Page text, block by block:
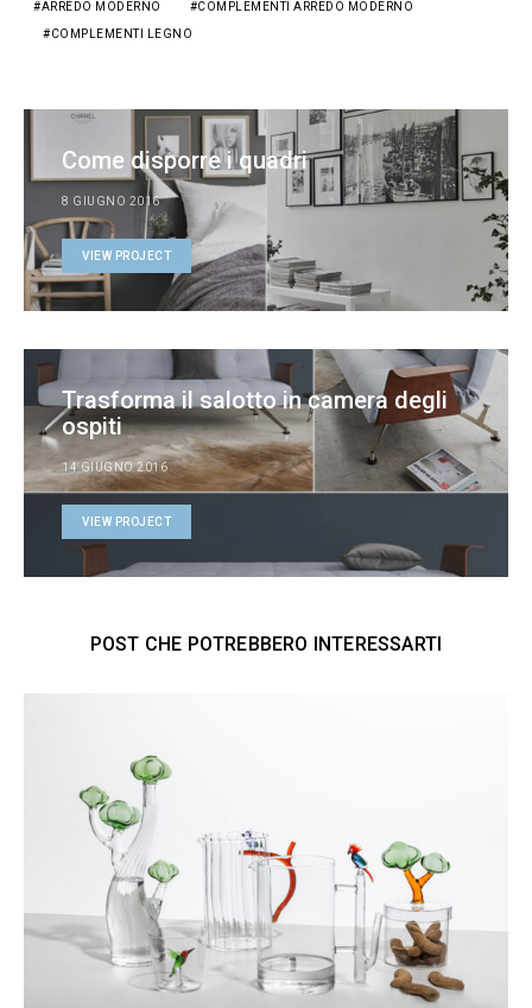
ARREDO MODERNO COMPLEMENTI ARREDO MODERNO
COMPLEMENTI LEGNO
Come disporre i quadri
8 GIUGNO 2016
VIEW PROJECT
Trasforma il salotto in camera degli
ospiti
14 GIUGNO 2016
VIEW PROJECT
POST CHE POTREBBERO INTERESSARTI